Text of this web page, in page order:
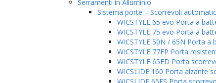
Serramenti in Alluminio
Sistema porte – Scorrevoli
WICSTYLE 65 evo Porta a
WICSTYLE 75 evo Porta a
WICSTYLE 50N / 65N Porta a
WICSTYLE 77FP Porta
WICSTYLE 65ED Porta
WICSLIDE 160 Porta alzante